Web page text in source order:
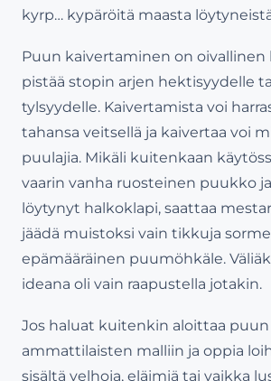
kyrp… kypäröitä maasta
Puun kaivertaminen on oivallinen
pistää stopin arjen hektisyydelle
tylsyydelle. Kaivertamista voi
tahansa veitsellä ja kaivertaa voi
puulajia. Mikäli kuitenkaan
vaarin vanha ruosteinen puukko
löytynyt halkoklapi, saattaa
jäädä muistoksi vain tikkuja
epämääräinen puumöhkäle.
ideana oli vain raapustella jotakin.
Jos haluat kuitenkin aloittaa
ammattilaisten malliin ja oppia
sisältä velhoja, eläimiä tai vaikka